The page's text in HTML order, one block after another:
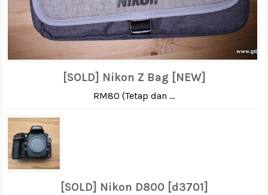
[SOLD] Nikon Z Bag [NEW]
RM80 (Tetap dan ...
[SOLD] Nikon D800 [d3701]